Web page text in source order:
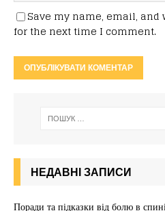
Save my name, email,
for the next time I comment.
НЕДАВНІ ЗАПИСИ
Поради та підказки від болю в